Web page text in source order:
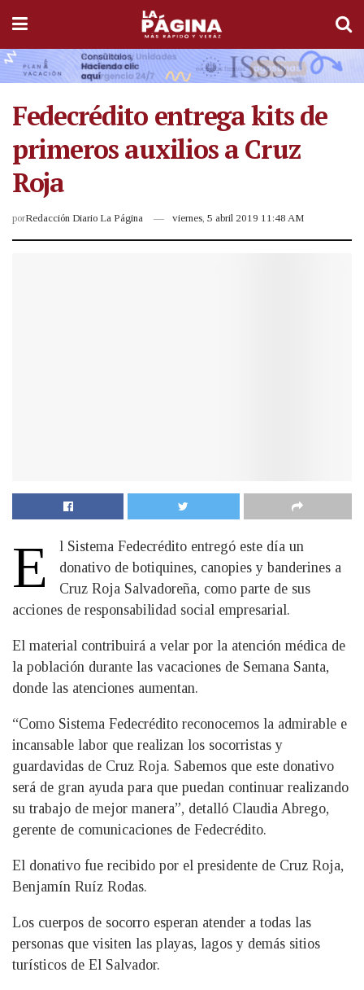
Fedecrédito entrega kits de
primeros auxilios a Cruz
Roja
porRedacción Diario La Página viernes, 5 abril 2019 11:48 AM
E
l Sistema Fedecrédito entregó este día un
donativo de botiquines, canopies y banderines a
Cruz Roja Salvadoreña, como parte de sus
acciones de responsabilidad social empresarial.
El material contribuirá a velar por la atención médica de
la población durante las vacaciones de Semana Santa,
donde las atenciones aumentan.
“Como Sistema Fedecrédito reconocemos la admirable e
incansable labor que realizan los socorristas y
guardavidas de Cruz Roja. Sabemos que este donativo
será de gran ayuda para que puedan continuar realizando
su trabajo de mejor manera”, detalló Claudia Abrego,
gerente de comunicaciones de Fedecrédito.
El donativo fue recibido por el presidente de Cruz Roja,
Benjamín Ruíz Rodas.
Los cuerpos de socorro esperan atender a todas las
personas que visiten las playas, lagos y demás sitios
turísticos de El Salvador.